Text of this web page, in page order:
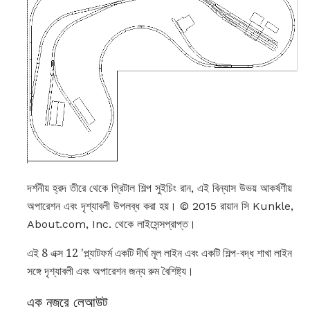
দর্শনীয় হ্রদ তীরে থেকে গ্রিটাল শিল্প সুইচিং রান, এই বিন্যাস উভয় আকর্ষণীয়
অপারেশন এবং দৃশ্যাবলী উপলব্ধ করা হয়। © 2015 রায়ান সি Kunkle,
About.com, Inc. থেকে লাইসেন্সপ্রাপ্ত।
এই 8 এক্স 12 'প্ল্যাটফর্ম একটি দীর্ঘ মূল লাইন এবং একটি শিল্প-বদ্ধ শাখা লাইন
সঙ্গে দৃশ্যাবলী এবং অপারেশন জন্য রুম বৈশিষ্ট্য।
এক নজরে লেআউট